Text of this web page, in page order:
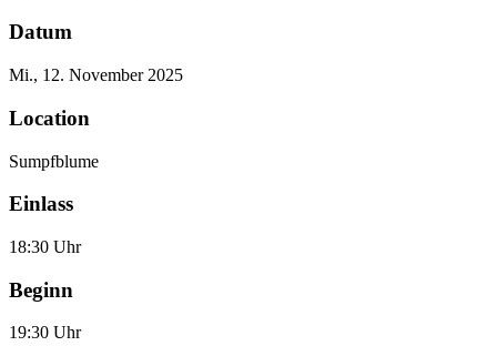
Datum
Mi., 12. November 2025
Location
Sumpfblume
Einlass
18:30 Uhr
Beginn
19:30 Uhr